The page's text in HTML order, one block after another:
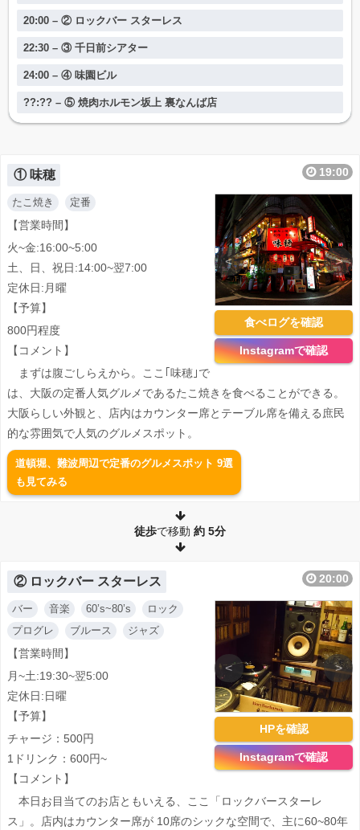
20:00 – ② ロックバー スターレス
22:30 – ③ 千日前シアター
24:00 – ④ 味園ビル
??:?? – ⑤ 焼肉ホルモン坂上 裏なんば店
① 味穂 19:00
< >
食べログを確認
Instagramで確認
たこ焼き 定番
【営業時間】
火~金:16:00~5:00
土、日、祝日:14:00~翌7:00
定休日:月曜
【予算】
800円程度
【コメント】
まずは腹ごしらえから。ここ｢味穂｣で
は、大阪の定番人気グルメであるたこ焼きを食べることができる。
大阪らしい外観と、店内はカウンター席とテーブル席を備える庶民
的な雰囲気で人気のグルメスポット。
道頓堀、難波周辺で定番のグルメスポット 9選
も見てみる
徒歩で移動 約 5分
② ロックバー スターレス 20:00
< >
HPを確認
Instagramで確認
バー 音楽 60’s~80’s
ロック
プログレ
ブルース ジャズ
【営業時間】
月~土:19:30~翌5:00
定休日:日曜
【予算】
チャージ：500円
1ドリンク：600円~
【コメント】
本日お目当てのお店ともいえる、ここ「ロックバースターレ
ス」。店内はカウンター席が 10席のシックな空間で、主に60~80年